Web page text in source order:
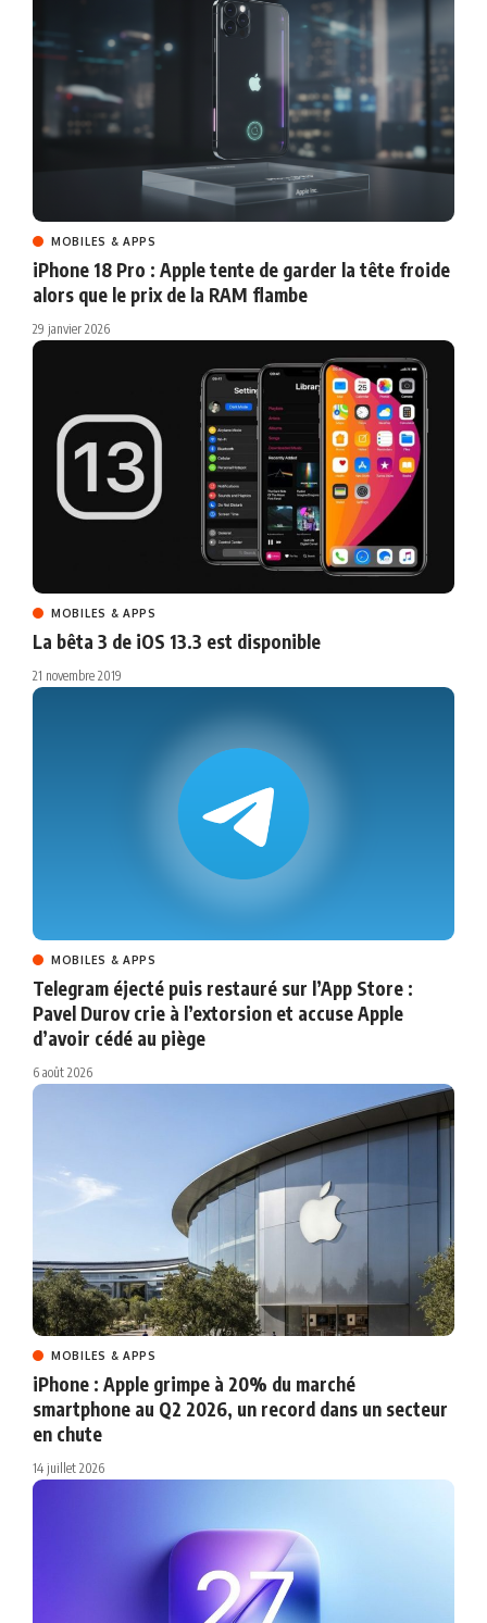
MOBILES & APPS
iPhone 18 Pro : Apple tente de garder la tête froide
alors que le prix de la RAM flambe
29 janvier 2026
MOBILES & APPS
La bêta 3 de iOS 13.3 est disponible
21 novembre 2019
MOBILES & APPS
Telegram éjecté puis restauré sur l’App Store :
Pavel Durov crie à l’extorsion et accuse Apple
d’avoir cédé au piège
6 août 2026
MOBILES & APPS
iPhone : Apple grimpe à 20% du marché
smartphone au Q2 2026, un record dans un secteur
en chute
14 juillet 2026